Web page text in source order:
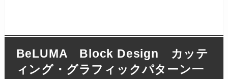
BeLUMA Block Design カッテ
ィング・グラフィックパターン一